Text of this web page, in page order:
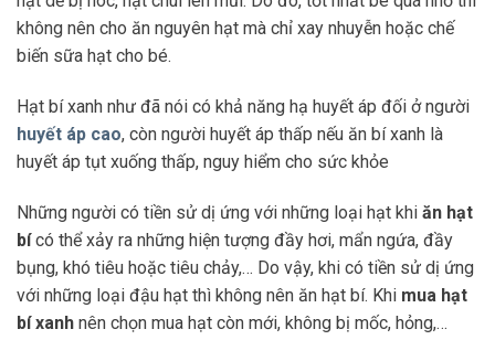
không nên cho ăn nguyên hạt mà chỉ xay nhuyễn hoặc chế
biến sữa hạt cho bé.
Hạt bí xanh như đã nói có khả năng hạ huyết áp đối ở người
huyết áp cao, còn người huyết áp thấp nếu ăn bí xanh là
huyết áp tụt xuống thấp, nguy hiểm cho sức khỏe
Những người có tiền sử dị ứng với những loại hạt khi ăn hạt
bícó thể xảy ra những hiện tượng đầy hơi, mẩn ngứa, đầy
bụng, khó tiêu hoặc tiêu chảy,… Do vậy, khi có tiền sử dị ứng
với những loại đậu hạt thì không nên ăn hạt bí. Khi mua hạt
bí xanh nên chọn mua hạt còn mới, không bị mốc, hỏng,…